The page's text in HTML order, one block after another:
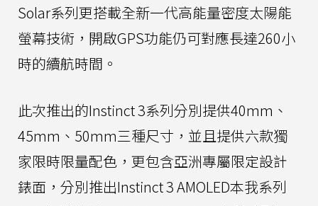
Solar系列更搭載全新一代高能量密度太陽能
螢幕技術，開啟GPS功能仍可對應長達260小
時的續航時間。
此次推出的Instinct 3系列分別提供40mm、
45mm、50mm三種尺寸，並且提供六款獨
家限時限量配色，更包含亞洲專屬限定設計
錶面，分別推出Instinct 3 AMOLED本我系列